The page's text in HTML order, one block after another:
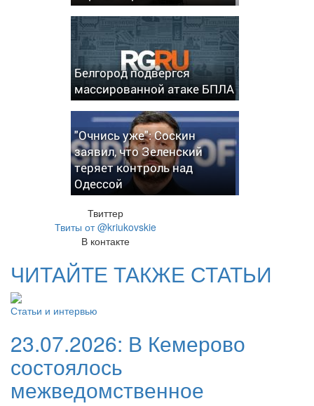
Белгород подвергся
массированной атаке БПЛА
"Очнись уже": Соскин
заявил, что Зеленский
теряет контроль над
Одессой
Твиттер
Твиты от @kriukovskie
В контакте
ЧИТАЙТЕ ТАКЖЕ СТАТЬИ
Статьи и интервью
23.07.2026: В Кемерово
состоялось
межведомственное